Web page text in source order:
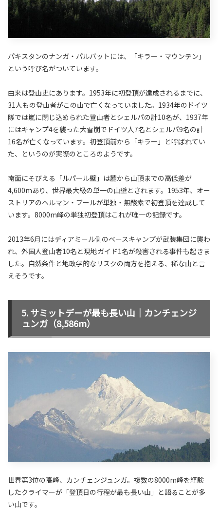
パキスタンのナンガ・パルバットには、「キラー・マウンテン」
という呼び名がついています。
由来は登山史にあります。1953年に初登頂が達成されるまでに、
31人もの登山者がこの山で亡くなっていました。1934年のドイツ
隊では嵐に閉じ込められた登山者とシェルパの計10名が、1937年
にはキャンプ4を襲った大雪崩でドイツ人7名とシェルパ9名の計
16名が亡くなっています。初登頂前から「キラー」と呼ばれてい
た、というのが実際のところのようです。
南面にそびえる「ルパール壁」は麓から山頂までの高低差が
4,600mあり、世界最大級の単一の山壁とされます。1953年、オー
ストリアのヘルマン・ブールが単独・無酸素で初登頂を達成して
います。8000m峰の単独初登頂はこれが唯一の記録です。
2013年6月にはディアミール側のベースキャンプが武装集団に襲わ
れ、外国人登山者10名と現地ガイド1名が殺害される事件も起きま
した。自然条件と地政学的なリスクの両方を抱える、稀な山と言
えそうです。
サミットデーが最も長い山｜カンチェンジ
ュンガ（8,586m）
世界第3位の高峰、カンチェンジュンガ。複数の8000m峰を経験
したクライマーが「登頂日の行程が最も長い山」と語ることが多
い山です。